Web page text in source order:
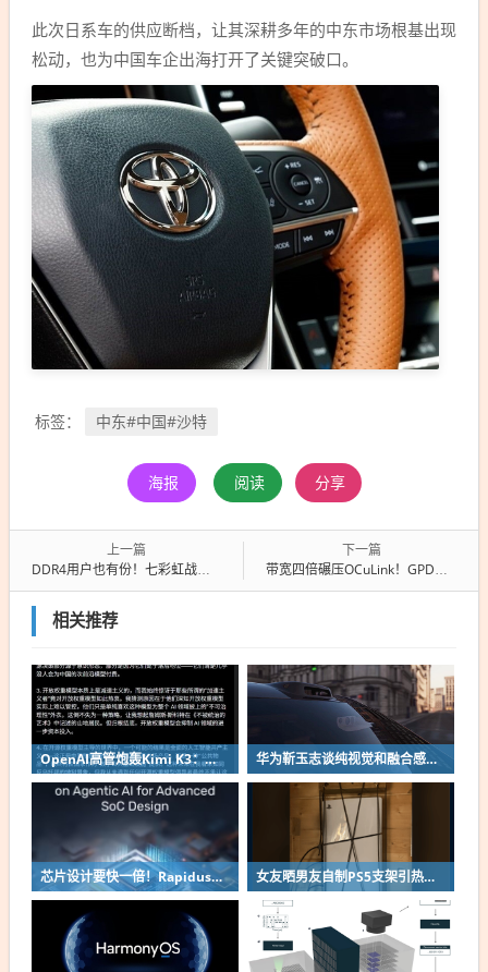
此次日系车的供应断档，让其深耕多年的中东市场根基出现
松动，也为中国车企出海打开了关键突破口。
标签： 中东#中国#沙特
海报 阅读 分享
上一篇
DDR4用户也有份！七彩虹战斧B860M/B760M超级黑刃主板发布：749元起
下一篇
带宽四倍碾压OCuLink！GPD掏出MCIO 8i：RTX 4090性能仅损失2%
相关推荐
OpenAI高管炮轰Kimi K3：中国开源是减速主义 会抑制资本投入 华为靳玉志谈纯视觉和融合感知：一个是接近人、一个是超越人
芯片设计要快一倍！Rapidus与Cadence将用AI智能体提速 女友晒男友自制PS5支架引热议 造型太糟糕